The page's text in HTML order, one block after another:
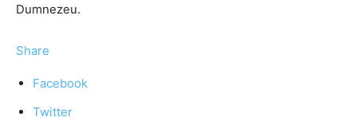
Dumnezeu.
Share
Facebook
Twitter